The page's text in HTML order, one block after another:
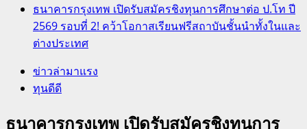
ธนาคารกรุงเทพ เปิดรับสมัครชิงทุนการศึกษาต่อ ป.โท ปี
2569 รอบที่ 2! คว้าโอกาสเรียนฟรีสถาบันชั้นนำทั้งในและ
ต่างประเทศ
ข่าวล่ามาแรง
ทุนดีดี
ธนาคารกรุงเทพ เปิดรับสมัครชิงทุนการ